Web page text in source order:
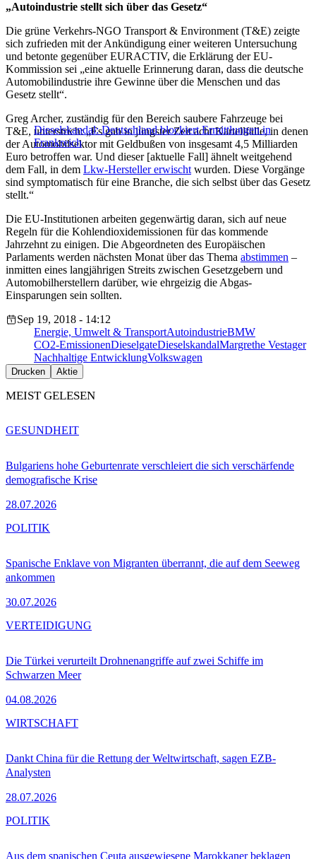
„Autoindustrie stellt sich über das Gesetz“
Die grüne Verkehrs-NGO Transport & Environment (T&E) zeigte
sich zufrieden mit der Ankündigung einer weiteren Untersuchung
und betonte gegenüber EURACTIV, die Erklärung der EU-
Kommission sei „eine aktuelle Erinnerung daran, dass die deutsche
Automobilindustrie ihre Gewinne über die Menschen und das
Gesetz stellt“.
Dieselskandal: Deutschland blockiert Ermittlungen in
Frankreich
Greg Archer, zuständig für den Bereich saubere Fahrzeuge bei
T&E, unterstrich: „Es gab in jüngster Zeit acht Kartellfälle, in denen
der Automobilsektor mit Geldbußen von insgesamt 4,5 Milliarden
Euro betroffen war. Und dieser [aktuelle Fall] ähnelt weitgehend
dem Fall, in dem Lkw-Hersteller erwischt wurden. Diese Vorgänge
sind symptomatisch für eine Branche, die sich selbst über das Gesetz
stellt.“
Die EU-Institutionen arbeiten gegenwärtig daran, sich auf neue
Regeln für die Kohlendioxidemissionen für das kommende
Jahrzehnt zu einigen. Die Abgeordneten des Europäischen
Parlaments werden nächsten Monat über das Thema abstimmen –
inmitten eines langjährigen Streits zwischen Gesetzgebern und
Automobilherstellern darüber, wie ehrgeizig die Abgas-
Einsparungen sein sollten.
Sep 19, 2018 - 14:12
Energie, Umwelt & TransportAutoindustrieBMW
CO2-EmissionenDieselgateDieselskandalMargrethe Vestager
Nachhaltige EntwicklungVolkswagen
Drucken Aktie
MEIST GELESEN
Bulgariens hohe Geburtenrate verschleiert die sich verschärfende
demografische Krise
28.07.2026
GESUNDHEIT
Spanische Enklave von Migranten überrannt, die auf dem Seeweg
ankommen
30.07.2026
POLITIK
Die Türkei verurteilt Drohnenangriffe auf zwei Schiffe im
Schwarzen Meer
04.08.2026
VERTEIDIGUNG
Dankt China für die Rettung der Weltwirtschaft, sagen EZB-
Analysten
28.07.2026
WIRTSCHAFT
Aus dem spanischen Ceuta ausgewiesene Marokkaner beklagen
POLITIK